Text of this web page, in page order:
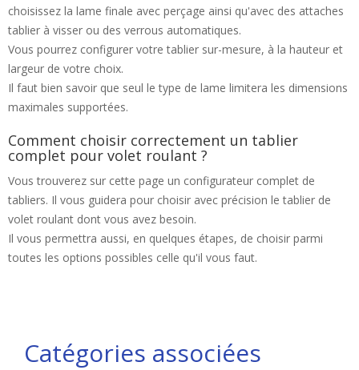
choisissez la lame finale avec perçage ainsi qu'avec des attaches
tablier à visser ou des verrous automatiques.
Vous pourrez configurer votre tablier sur-mesure, à la hauteur et
largeur de votre choix.
Il faut bien savoir que seul le type de lame limitera les dimensions
maximales supportées.
Comment choisir correctement un tablier
complet pour volet roulant ?
Vous trouverez sur cette page un configurateur complet de
tabliers. Il vous guidera pour choisir avec précision le tablier de
volet roulant dont vous avez besoin.
Il vous permettra aussi, en quelques étapes, de choisir parmi
toutes les options possibles celle qu'il vous faut.
Catégories associées